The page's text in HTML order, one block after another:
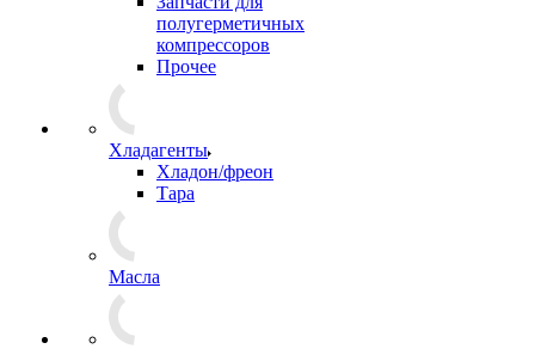
полугерметичных
компрессоров
Прочее
Хладагенты
Хладон/фреон
Тара
Масла